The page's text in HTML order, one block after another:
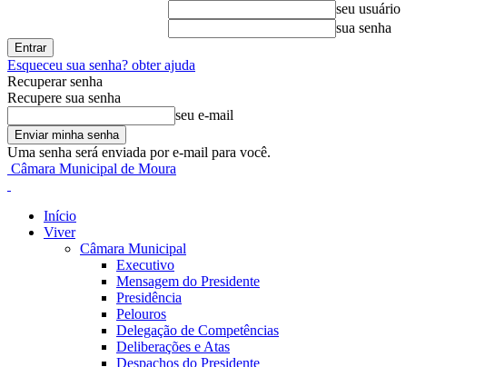
seu usuário
sua senha
Esqueceu sua senha? obter ajuda
Recuperar senha
Recupere sua senha
seu e-mail
Uma senha será enviada por e-mail para você.
Câmara Municipal de Moura
Início
Viver
Câmara Municipal
Executivo
Mensagem do Presidente
Presidência
Pelouros
Delegação de Competências
Deliberações e Atas
Despachos do Presidente